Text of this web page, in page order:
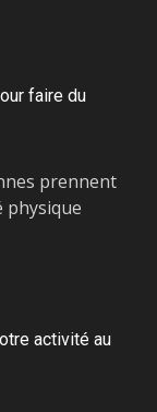
faire du
prennent
physique
activité au